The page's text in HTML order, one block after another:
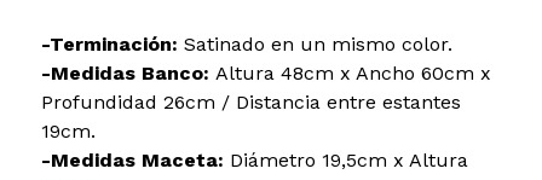
-Terminación: Satinado en un mismo color.
-Medidas Banco: Altura 48cm x Ancho 60cm x
Profundidad 26cm / Distancia entre estantes
19cm.
-Medidas Maceta: Diámetro 19,5cm x Altura